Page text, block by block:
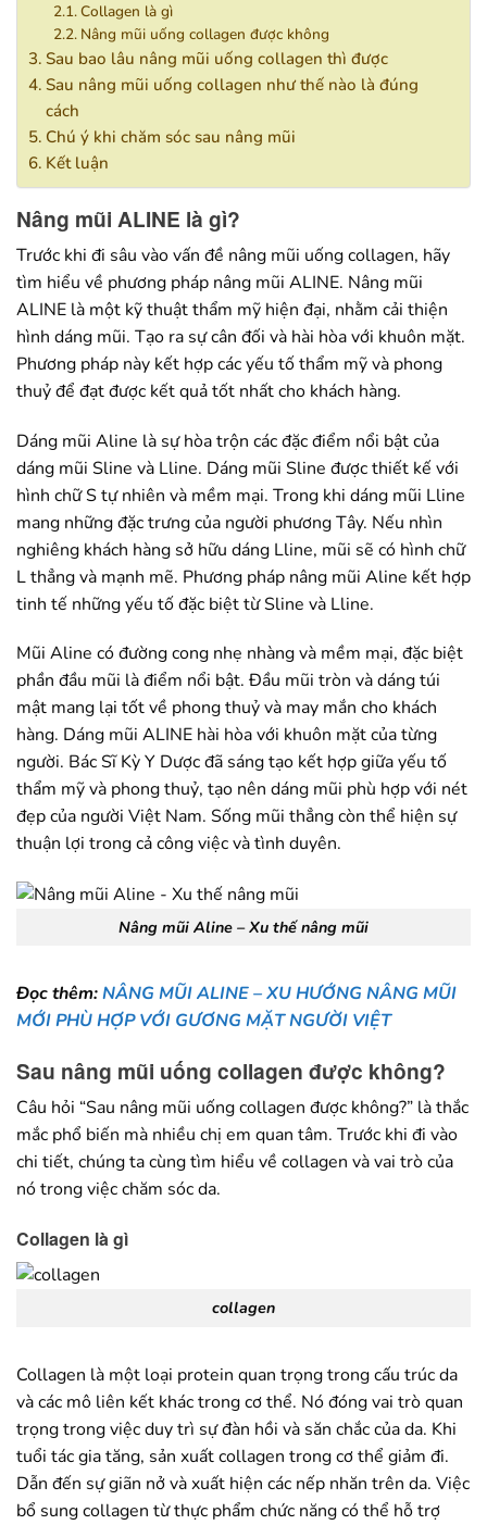
Collagen là gì
Nâng mũi uống collagen được không
Sau bao lâu nâng mũi uống collagen thì được
Sau nâng mũi uống collagen như thế nào là đúng
cách
Chú ý khi chăm sóc sau nâng mũi
Kết luận
Nâng mũi ALINE là gì?
Trước khi đi sâu vào vấn đề nâng mũi uống collagen, hãy
tìm hiểu về phương pháp nâng mũi ALINE. Nâng mũi
ALINE là một kỹ thuật thẩm mỹ hiện đại, nhằm cải thiện
hình dáng mũi. Tạo ra sự cân đối và hài hòa với khuôn mặt.
Phương pháp này kết hợp các yếu tố thẩm mỹ và phong
thuỷ để đạt được kết quả tốt nhất cho khách hàng.
Dáng mũi Aline là sự hòa trộn các đặc điểm nổi bật của
dáng mũi Sline và Lline. Dáng mũi Sline được thiết kế với
hình chữ S tự nhiên và mềm mại. Trong khi dáng mũi Lline
mang những đặc trưng của người phương Tây. Nếu nhìn
nghiêng khách hàng sở hữu dáng Lline, mũi sẽ có hình chữ
L thẳng và mạnh mẽ. Phương pháp nâng mũi Aline kết hợp
tinh tế những yếu tố đặc biệt từ Sline và Lline.
Mũi Aline có đường cong nhẹ nhàng và mềm mại, đặc biệt
phần đầu mũi là điểm nổi bật. Đầu mũi tròn và dáng túi
mật mang lại tốt về phong thuỷ và may mắn cho khách
hàng. Dáng mũi ALINE hài hòa với khuôn mặt của từng
người. Bác Sĩ Kỳ Y Dược đã sáng tạo kết hợp giữa yếu tố
thẩm mỹ và phong thuỷ, tạo nên dáng mũi phù hợp với nét
đẹp của người Việt Nam. Sống mũi thẳng còn thể hiện sự
thuận lợi trong cả công việc và tình duyên.
Nâng mũi Aline – Xu thế nâng mũi
Đọc thêm:NÂNG MŨI ALINE – XU HƯỚNG NÂNG MŨI
MỚI PHÙ HỢP VỚI GƯƠNG MẶT NGƯỜI VIỆT
Sau nâng mũi uống collagen được không?
Câu hỏi “Sau nâng mũi uống collagen được không?” là thắc
mắc phổ biến mà nhiều chị em quan tâm. Trước khi đi vào
chi tiết, chúng ta cùng tìm hiểu về collagen và vai trò của
nó trong việc chăm sóc da.
Collagen là gì
collagen
Collagen là một loại protein quan trọng trong cấu trúc da
và các mô liên kết khác trong cơ thể. Nó đóng vai trò quan
trọng trong việc duy trì sự đàn hồi và săn chắc của da. Khi
tuổi tác gia tăng, sản xuất collagen trong cơ thể giảm đi.
Dẫn đến sự giãn nở và xuất hiện các nếp nhăn trên da. Việc
bổ sung collagen từ thực phẩm chức năng có thể hỗ trợ